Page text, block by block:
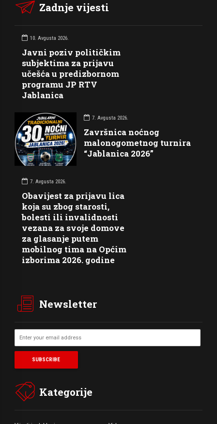
Zadnje vijesti
10. Avgusta 2026.
Javni poziv političkim
subjektima za prijavu
učešća u predizbornom
programu JP RTV
Jablanica
7. Avgusta 2026.
Završnica noćnog
malonogometnog turnira
“Jablanica 2026”
7. Avgusta 2026.
Obavijest za prijavu lica
koja su zbog starosti,
bolesti ili invalidnosti
vezana za svoje domove
za glasanje putem
mobilnog tima na Općim
izborima 2026. godine
Newsletter
Kategorije